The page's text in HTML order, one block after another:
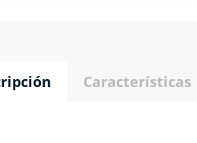
Características